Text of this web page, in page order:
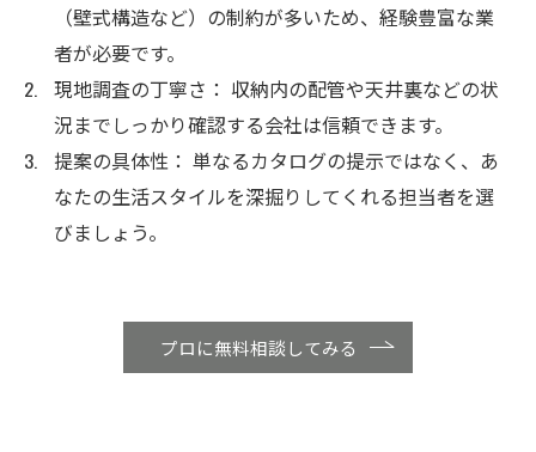
（壁式構造など）の制約が多いため、経験豊富な業
者が必要です。
現地調査の丁寧さ： 収納内の配管や天井裏などの状
況までしっかり確認する会社は信頼できます。
提案の具体性： 単なるカタログの提示ではなく、あ
なたの生活スタイルを深掘りしてくれる担当者を選
びましょう。
プロに無料相談してみる